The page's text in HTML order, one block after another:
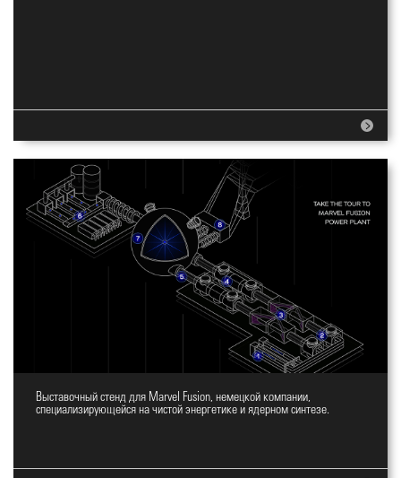
Дизайн стенда
Выставочный стенд для Marvel Fusion, немецкой компании,
специализирующейся на чистой энергетике и ядерном синтезе.